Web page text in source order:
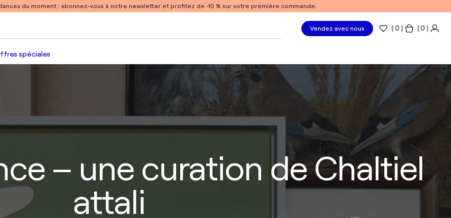
du moment : abonnez-vous à notre newsletter et profitez de -10 % sur votre première commande.
Vendez avec nous (0 ) ( 0 )
spéciales
– une curation de Chaltiel
attali